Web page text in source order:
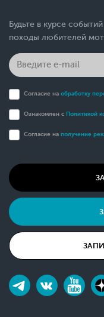
Будьте в курсе
походы любителей
Согласие на обработку
Ознакомлен с Политикой
Согласие на получение